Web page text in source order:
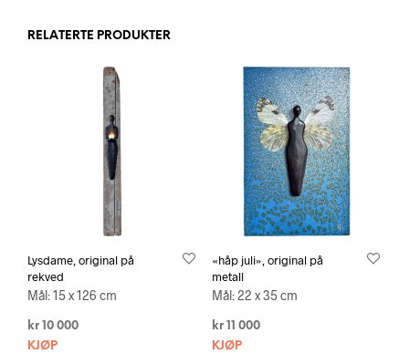
RELATERTE PRODUKTER
Lysdame, original på
rekved
Mål: 15 x 126 cm
kr 10 000
KJØP
«håp juli», original på
metall
Mål: 22 x 35 cm
kr11 000
KJØP